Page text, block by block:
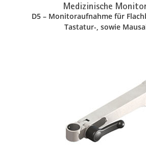
Medizinische
D5 – Monitoraufnahme für
Tastatur-, sowie